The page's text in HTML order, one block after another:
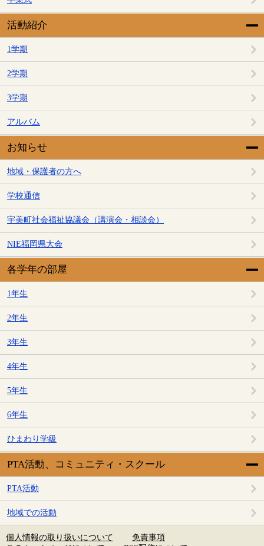
活動紹介
1学期
2学期
3学期
アルバム
お知らせ
地域・保護者の方へ
学校通信
宇美町社会福祉協議会（講演会・相談会）
NIE福岡県大会
各学年の部屋
1年生
2年生
3年生
4年生
5年生
6年生
ひまわり学級
PTA活動、コミュニティ・スクール
PTA活動
地域での活動
個人情報の取り扱いについて
免責事項